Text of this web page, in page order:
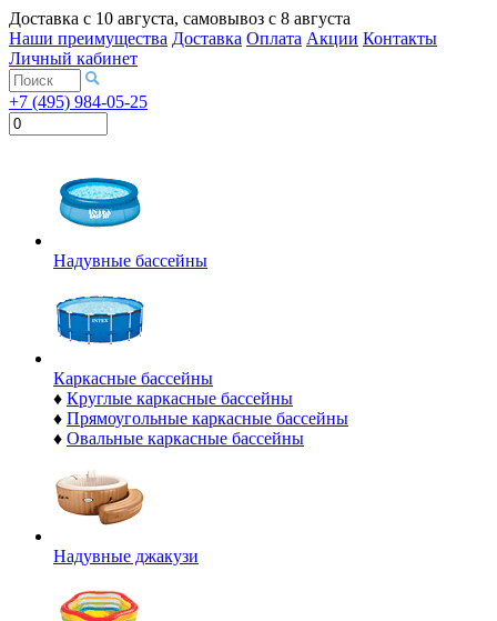
Доставка с 10 августа, самовывоз с 8 августа
Наши преимущества Доставка Оплата Акции Контакты
Личный кабинет
+7 (495) 984-05-25
Надувные бассейны
Каркасные бассейны
♦ Круглые каркасные бассейны
♦ Прямоугольные каркасные бассейны
♦ Овальные каркасные бассейны
Надувные джакузи